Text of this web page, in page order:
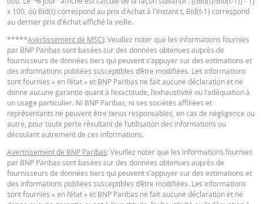
Levier 6,06
-
Valeur du
portefeuille
(EUR)
1,50 -
Turbos Infinis
(EUR)
1,50 -
Les résultats du simulateur sont proposés à titre indicatif uniquement. Ils ne
peuvent faire l’objet d’une opération ou d’un engagement d’une entité du
BNP Paribas n’agit pas en tant que conseiller juridique ou fiscal, comptable
conseiller en investissement et n’a aucune obligation de fiduciaire à votre
en ce qui concerne le calculateur et / ou en relation avec des transactions
des produits émis par BNP Paribas ou d’autres transactions connexes. Vous
Key Information Document (FR)
QUOTES
Latest Product Quotes CSV
x 100, où Bid(t) correspond au prix d'Achat à l'instant t, Bid(t-1) correspond
au dernier prix d'Achat affiché la veille.
*****Avertissement de MSCI: Veuillez noter que les informations fournies
par BNP Paribas sont basées sur des données obtenues auprès de
fournisseurs de données tiers qui peuvent s’appuyer sur des estimations et
des informations publiées susceptibles d’être modifiées. Les informations
sont fournies « en l’état » et BNP Paribas ne fait aucune déclaration et ne
donne aucune garantie quant à l’exactitude, l’exhaustivité ou l’adéquation à
un usage particulier. Ni BNP Paribas, ni ses sociétés affiliées et
représentants ne peuvent être tenus responsables, en cas de négligence ou
autre, pour toute perte résultant de l’utilisation des informations ou
découlant autrement de ces informations.
Avertissement de BNP Paribas: Veuillez noter que les informations fournies
par BNP Paribas sont basées sur des données obtenues auprès de
fournisseurs de données tiers qui peuvent s’appuyer sur des estimations et
des informations publiées susceptibles d’être modifiées. Les informations
sont fournies « en l’état » et BNP Paribas ne fait aucune déclaration et ne